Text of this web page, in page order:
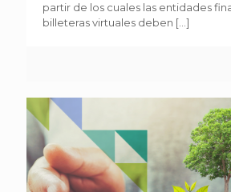
partir de los cuales las entidades
billeteras virtuales deben […]